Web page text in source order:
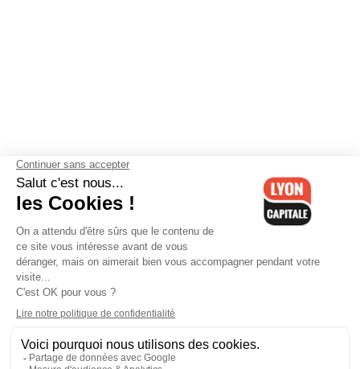
Contactez-nous-Mentions légales-CGV-Politique de